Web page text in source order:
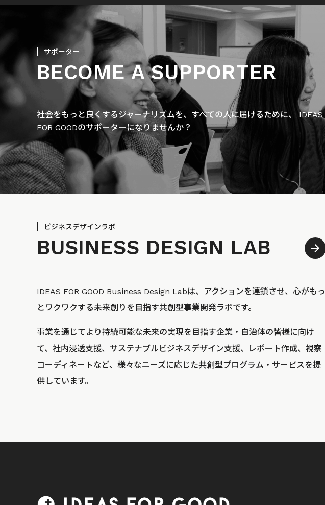
サポーター
BECOME A SUPPORTER
社会をもっと良くするジャーナリズムを、すべての人に届けるために、 IDEAS
FOR GOODのサポーターになりませんか？
ビジネスデザインラボ
BUSINESS DESIGN LAB
IDEAS FOR GOOD Business Design Labは、アクションを連鎖させ、心がもっ
とワクワクする未来創りを目指す共創型事業開発ラボです。
事業を通じてより持続可能な未来の実現を目指す企業・自治体の皆様に向け
て、社内浸透支援、サステナブルビジネスデザイン支援、レポート作成、視察
コーディネートなど、様々なニーズに応じた共創型プログラム・サービスを提
供しています。